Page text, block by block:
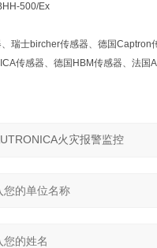
500/Ex
瑞士bircher传感器、德国
传感器、德国HBM传感器、法